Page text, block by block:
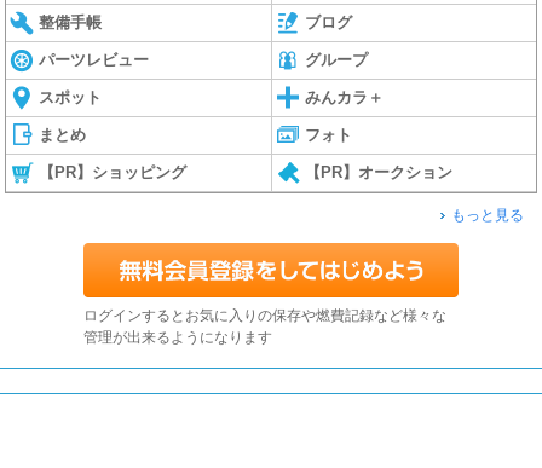
整備手帳 ブログ
パーツレビュー グループ
スポット みんカラ＋
まとめ フォト
【PR】ショッピング 【PR】オークション
もっと見る
ログインするとお気に入りの保存や燃費記録など様々な
管理が出来るようになります